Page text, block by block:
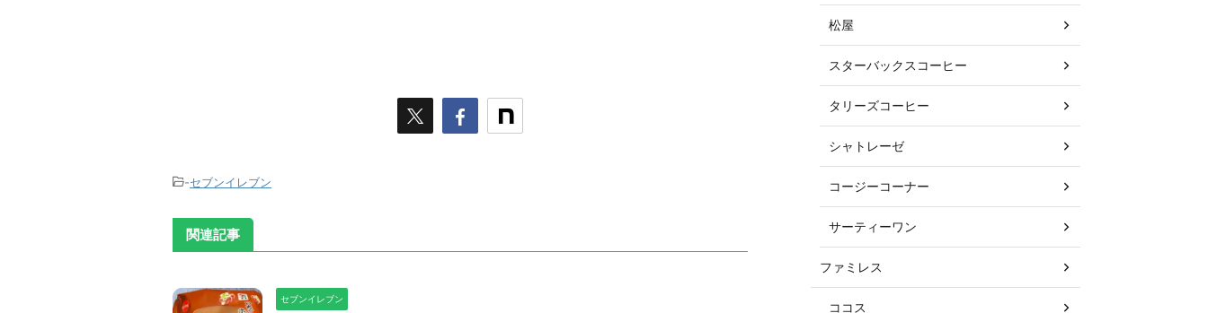
-セブンイレブン
関連記事
セブンイレブン
松屋
スターバックスコーヒー
タリーズコーヒー
シャトレーゼ
コージーコーナー
サーティーワン
ファミレス
ココス